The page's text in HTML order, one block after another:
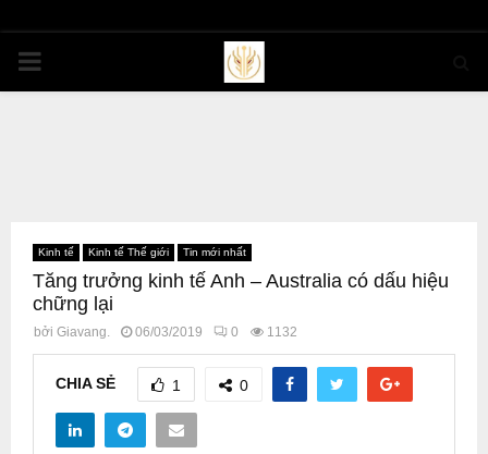
PRIMARY
Kinh tế Kinh tế Thế giới Tin mới nhất
Tăng trưởng kinh tế Anh – Australia có dấu hiệu
chững lại
bởi Giavang. 06/03/2019 0 1132
CHIA SẺ 1 0